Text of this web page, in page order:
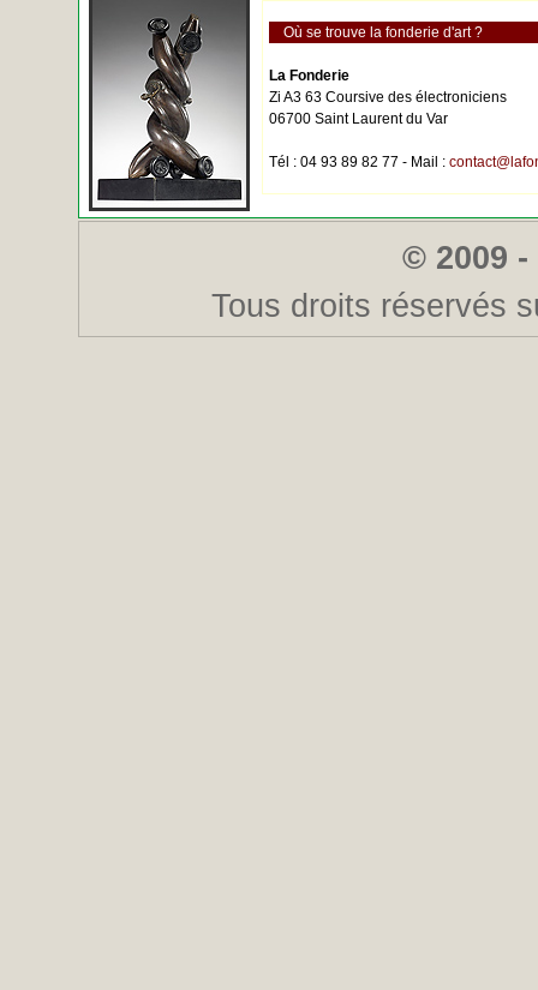
Où se trouve la fonderie d'art ?
La Fonderie
Zi A3 63 Coursive des électroniciens
06700 Saint Laurent du Var
Tél : 04 93 89 82 77 - Mail :
© 2009
Tous droits réservés